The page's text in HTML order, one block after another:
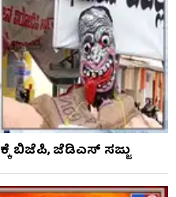
ಬಿಜೆಪಿ, ಜೆಡಿಎಸ್ ಸಜ್ಜು